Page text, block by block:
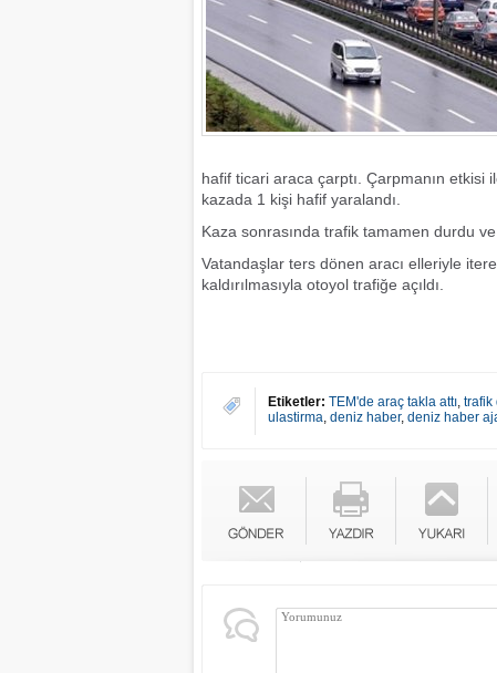
hafif ticari araca çarptı. Çarpmanın etkisi
kazada 1 kişi hafif yaralandı.
Kaza sonrasında trafik tamamen durdu
Vatandaşlar ters dönen aracı elleriyle
kaldırılmasıyla otoyol trafiğe açıldı.
Etiketler: TEM'de araç takla attı, trafik
ulastirma, deniz haber, deniz haber